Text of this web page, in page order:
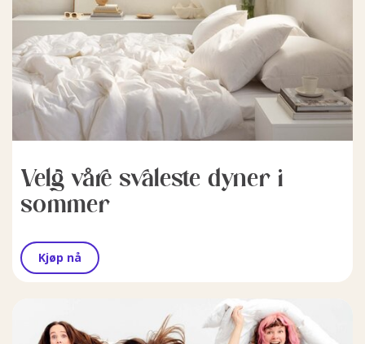
Velg våre svaleste dyner i
sommer
Kjøp nå